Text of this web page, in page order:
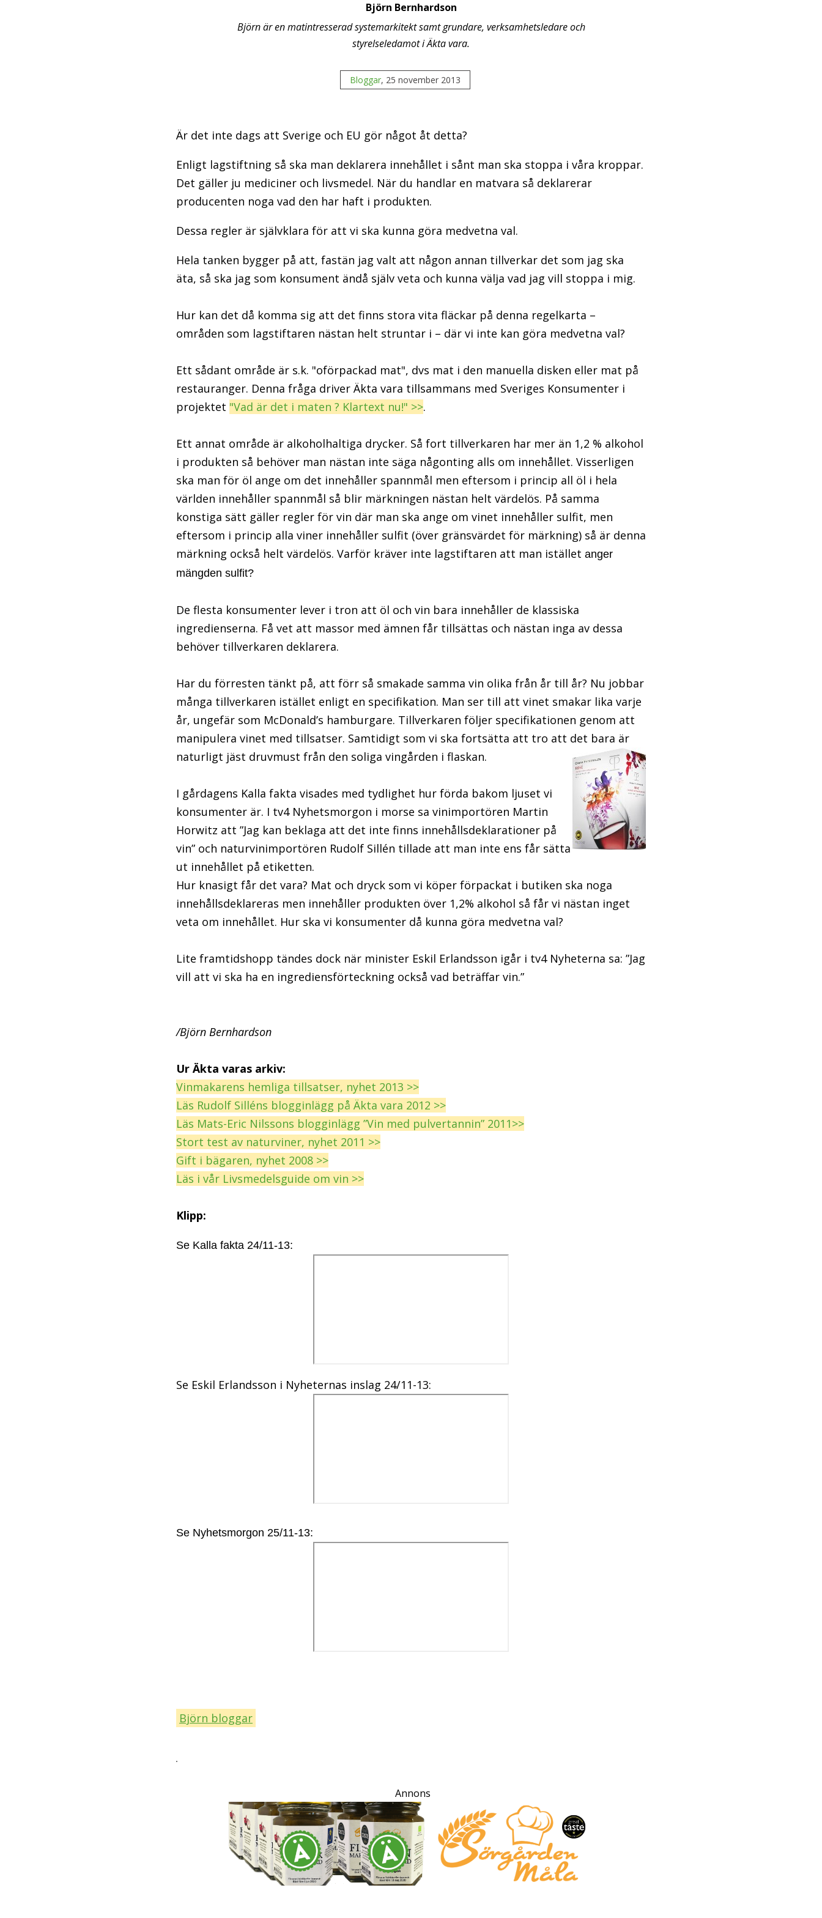
Björn Bernhardson
Björn är en matintresserad systemarkitekt samt grundare, verksamhetsledare och
styrelseledamot i Äkta vara.
Bloggar, 25 november 2013
Är det inte dags att Sverige och EU gör något åt detta?
Enligt lagstiftning så ska man deklarera innehållet i sånt man ska stoppa i våra kroppar.
Det gäller ju mediciner och livsmedel. När du handlar en matvara så deklarerar
producenten noga vad den har haft i produkten.
Dessa regler är självklara för att vi ska kunna göra medvetna val.
Hela tanken bygger på att, fastän jag valt att någon annan tillverkar det som jag ska
äta, så ska jag som konsument ändå själv veta och kunna välja vad jag vill stoppa i mig.
Hur kan det då komma sig att det finns stora vita fläckar på denna regelkarta –
områden som lagstiftaren nästan helt struntar i – där vi inte kan göra medvetna val?
Ett sådant område är s.k. "oförpackad mat", dvs mat i den manuella disken eller mat på
restauranger. Denna fråga driver Äkta vara tillsammans med Sveriges Konsumenter i
projektet "Vad är det i maten ? Klartext nu!" >>.
Ett annat område är alkoholhaltiga drycker. Så fort tillverkaren har mer än 1,2 % alkohol
i produkten så behöver man nästan inte säga någonting alls om innehållet. Visserligen
ska man för öl ange om det innehåller spannmål men eftersom i princip all öl i hela
världen innehåller spannmål så blir märkningen nästan helt värdelös. På samma
konstiga sätt gäller regler för vin där man ska ange om vinet innehåller sulfit, men
eftersom i princip alla viner innehåller sulfit (över gränsvärdet för märkning) så är denna
märkning också helt värdelös. Varför kräver inte lagstiftaren att man istället anger
mängden sulfit?
De flesta konsumenter lever i tron att öl och vin bara innehåller de klassiska
ingredienserna. Få vet att massor med ämnen får tillsättas och nästan inga av dessa
behöver tillverkaren deklarera.
Har du förresten tänkt på, att förr så smakade samma vin olika från år till år? Nu jobbar
många tillverkaren istället enligt en specifikation. Man ser till att vinet smakar lika varje
år, ungefär som McDonald’s hamburgare. Tillverkaren följer specifikationen genom att
manipulera vinet med tillsatser. Samtidigt som vi ska fortsätta att tro att det bara är
naturligt jäst druvmust från den soliga vingården i flaskan.
I gårdagens Kalla fakta visades med tydlighet hur förda bakom ljuset vi
konsumenter är. I tv4 Nyhetsmorgon i morse sa vinimportören Martin
Horwitz att ”Jag kan beklaga att det inte finns innehållsdeklarationer på
vin” och naturvinimportören Rudolf Sillén tillade att man inte ens får sätta
ut innehållet på etiketten.
Hur knasigt får det vara? Mat och dryck som vi köper förpackat i butiken ska noga
innehållsdeklareras men innehåller produkten över 1,2% alkohol så får vi nästan inget
veta om innehållet. Hur ska vi konsumenter då kunna göra medvetna val?
Lite framtidshopp tändes dock när minister Eskil Erlandsson igår i tv4 Nyheterna sa: ”Jag
vill att vi ska ha en ingrediensförteckning också vad beträffar vin.”
/Björn Bernhardson
Ur Äkta varas arkiv:
Vinmakarens hemliga tillsatser, nyhet 2013 >>
Läs Rudolf Silléns blogginlägg på Äkta vara 2012 >>
Läs Mats-Eric Nilssons blogginlägg ”Vin med pulvertannin” 2011>>
Stort test av naturviner, nyhet 2011 >>
Gift i bägaren, nyhet 2008 >>
Läs i vår Livsmedelsguide om vin >>
Klipp:
Se Kalla fakta 24/11-13:
Se Eskil Erlandsson i Nyheternas inslag 24/11-13:
Se Nyhetsmorgon 25/11-13:
Björn bloggar
Annons